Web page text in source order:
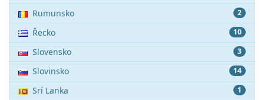
2
Rumunsko
10
Řecko
3
Slovensko
14
Slovinsko
1
Srí Lanka